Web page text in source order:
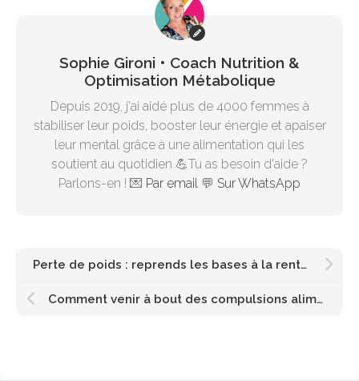
Sophie Gironi • Coach Nutrition &
Optimisation Métabolique
Depuis 2019, j'ai aidé plus de 4000 femmes à
stabiliser leur poids, booster leur énergie et apaiser
leur mental grâce à une alimentation qui les
soutient au quotidien 💪Tu as besoin d'aide ?
Parlons-en ! 💌 Par email 💬 Sur WhatsApp
Perte de poids : reprends les bases à la rentrée !
Comment venir à bout des compulsions alimentaires ?